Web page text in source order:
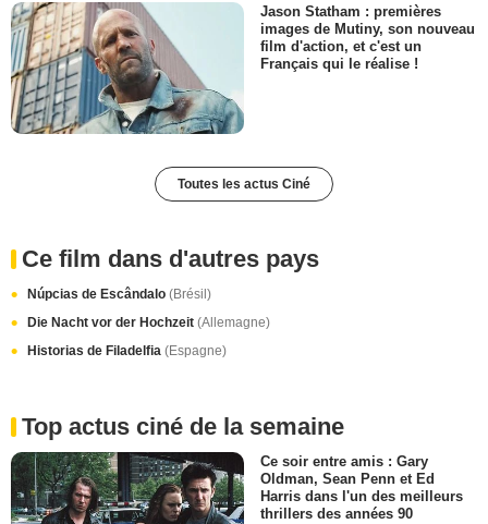
Jason Statham : premières
images de Mutiny, son nouveau
film d'action, et c'est un
Français qui le réalise !
Toutes les actus Ciné
Ce film dans d'autres pays
Núpcias de Escândalo (Brésil)
Die Nacht vor der Hochzeit (Allemagne)
Historias de Filadelfia (Espagne)
Top actus ciné de la semaine
Ce soir entre amis : Gary
Oldman, Sean Penn et Ed
Harris dans l'un des meilleurs
thrillers des années 90